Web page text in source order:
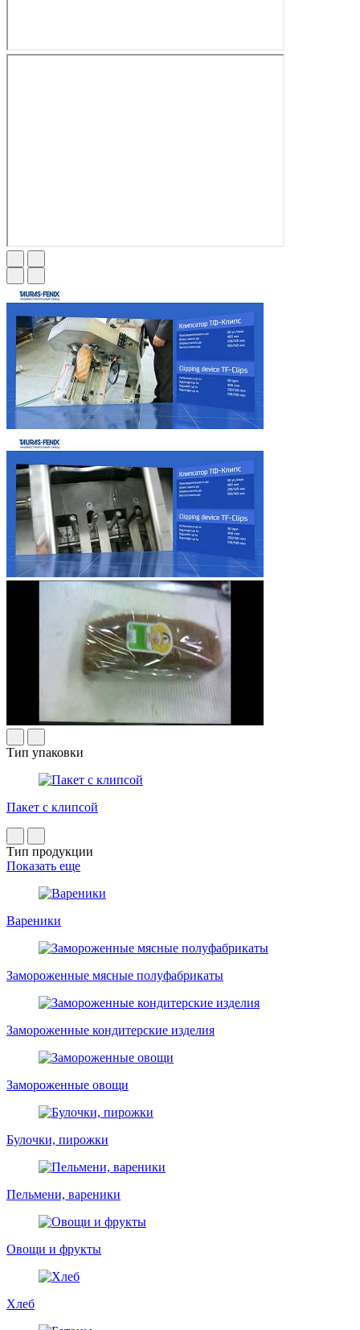
Тип упаковки
Пакет с клипсой
Тип продукции
Показать еще
Вареники
Замороженные мясные полуфабрикаты
Замороженные кондитерские изделия
Замороженные овощи
Булочки, пирожки
Пельмени, вареники
Овощи и фрукты
Хлеб